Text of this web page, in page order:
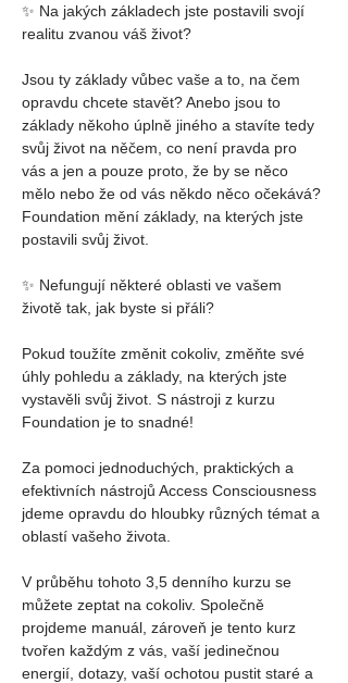
✨ Na jakých základech jste postavili svojí
realitu zvanou váš život?
Jsou ty základy vůbec vaše a to, na čem
opravdu chcete stavět? Anebo jsou to
základy někoho úplně jiného a stavíte tedy
svůj život na něčem, co není pravda pro
vás a jen a pouze proto, že by se něco
mělo nebo že od vás někdo něco očekává?
Foundation mění základy, na kterých jste
postavili svůj život.
✨ Nefungují některé oblasti ve vašem
životě tak, jak byste si přáli?
Pokud toužíte změnit cokoliv, změňte své
úhly pohledu a základy, na kterých jste
vystavěli svůj život. S nástroji z kurzu
Foundation je to snadné!
Za pomoci jednoduchých, praktických a
efektivních nástrojů Access Consciousness
jdeme opravdu do hloubky různých témat a
oblastí vašeho života.
V průběhu tohoto 3,5 denního kurzu se
můžete zeptat na cokoliv. Společně
projdeme manuál, zároveň je tento kurz
tvořen každým z vás, vaší jedinečnou
energií, dotazy, vaší ochotou pustit staré a